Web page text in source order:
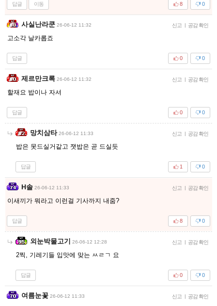
답글 이동 0
8
사실난라쿤 26-06-12 11:32 신고 | 공감 확인
고소각 날카롭죠
답글 0
0
제르만크록 26-06-12 11:32 신고 | 공감 확인
할재요 밥이나 자셔
답글 0
0
망치삼타 26-06-12 11:33 신고 | 공감 확인
밥은 못드실거같고 잿밥은 곧 드실듯
답글 0
1
H솔 26-06-12 11:33 신고 | 공감 확인
이새끼가 뭐라고 이런걸 기사까지 내줌?
답글 0
8
외눈박물고기 26-06-12 12:28 신고 | 공감 확인
2찍, 기레기들 입맛에 맞는 ㅆㄹㄱ 요
답글 0
0
여름눈꽃 26-06-12 11:33 신고 | 공감 확인